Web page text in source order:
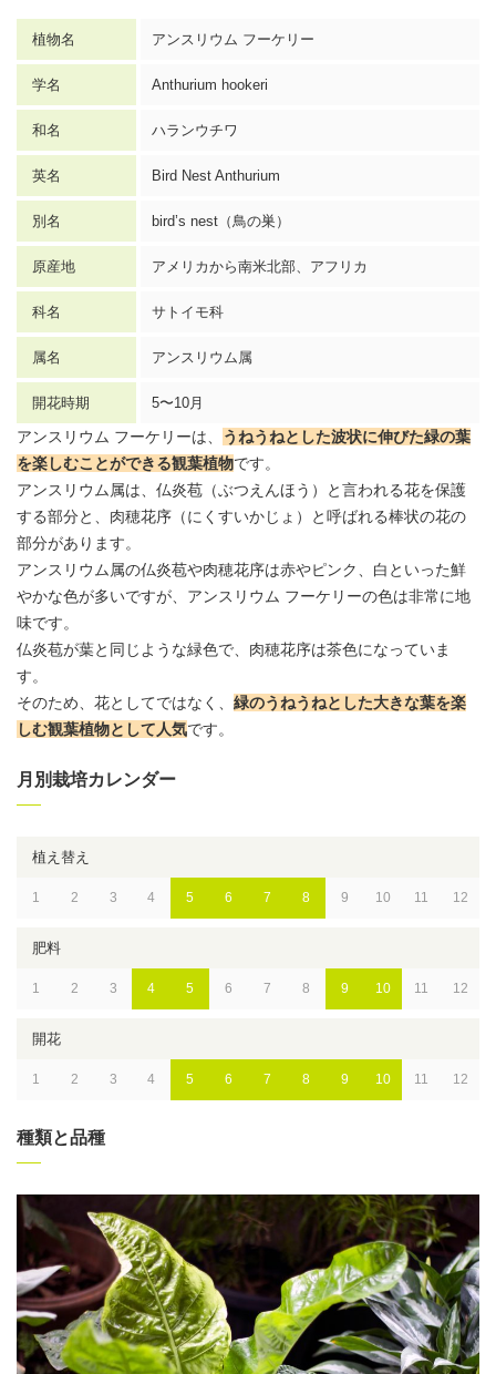
植物名 アンスリウム フーケリー
学名 Anthurium hookeri
和名 ハランウチワ
英名 Bird Nest Anthurium
別名 bird’s nest（鳥の巣）
原産地 アメリカから南米北部、アフリカ
科名 サトイモ科
属名 アンスリウム属
開花時期 5〜10月
アンスリウム フーケリーは、
うねうねとした波状に伸びた緑の葉
を楽しむことができる観葉植物です。
アンスリウム属は、仏炎苞（ぶつえんほう）と言われる花を保護
する部分と、肉穂花序（にくすいかじょ）と呼ばれる棒状の花の
部分があります。
アンスリウム属の仏炎苞や肉穂花序は赤やピンク、白といった鮮
やかな色が多いですが、 アンスリウム フーケリーの色は非常に地
味です。
仏炎苞が葉と同じような緑色で、肉穂花序は茶色になっていま
す。
そのため、花としてではなく、 緑のうねうねとした大きな葉を楽
しむ観葉植物として人気です。
月別栽培カレンダー
植え替え
1 2 3 4 5 6 7 8 9 10 11 12
肥料
1 2 3 4 5 6 7 8 9 10 11 12
開花
1 2 3 4 5 6 7 8 9 10 11 12
種類と品種